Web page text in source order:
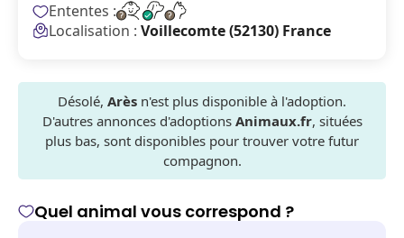
Ententes :
Localisation : Voillecomte (52130) France
Désolé, Arès n'est plus disponible à l'adoption.
D'autres annonces d'adoptions Animaux.fr, situées
plus bas, sont disponibles pour trouver votre futur
compagnon.
Quel animal vous correspond ?